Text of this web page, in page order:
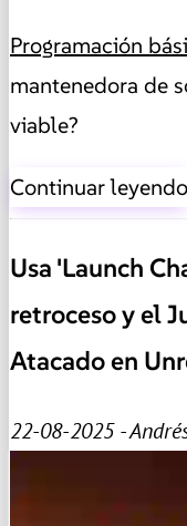
Programación
mantenedora de
viable?
Continuar leyendo
Usa 'Launch
retroceso y el
Atacado en
22-08-2025 -